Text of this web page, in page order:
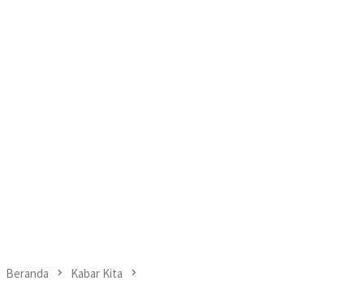
Beranda Kabar Kita